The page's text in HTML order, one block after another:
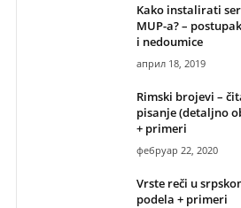
Kako instalirati
MUP-a? –
i nedoumice
април 18, 2019
Rimski brojevi –
pisanje (detaljno
+ primeri
фебруар 22, 2020
Vrste reči u
podela + primeri